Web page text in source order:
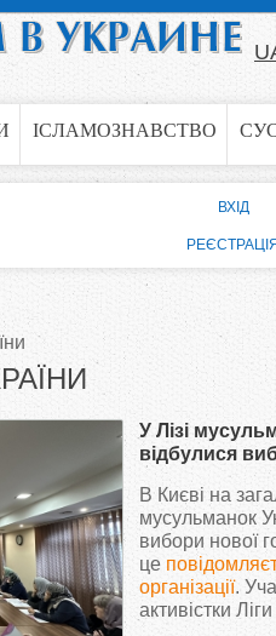
ІСЛАМОЗНАВСТВО
У Лізі
відбулися
керівництва
В Києві на
мусульманок
вибори нової
це
організації.
активістки
ВХІД